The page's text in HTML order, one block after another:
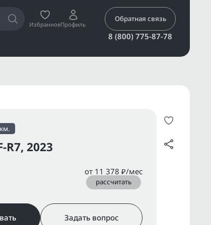
ИзбранноеПрофиль
Обратная связь
8 (800) 775-87-78
R7, 2023
от 11 378 ₽/мес
рассчитать
Задать вопрос